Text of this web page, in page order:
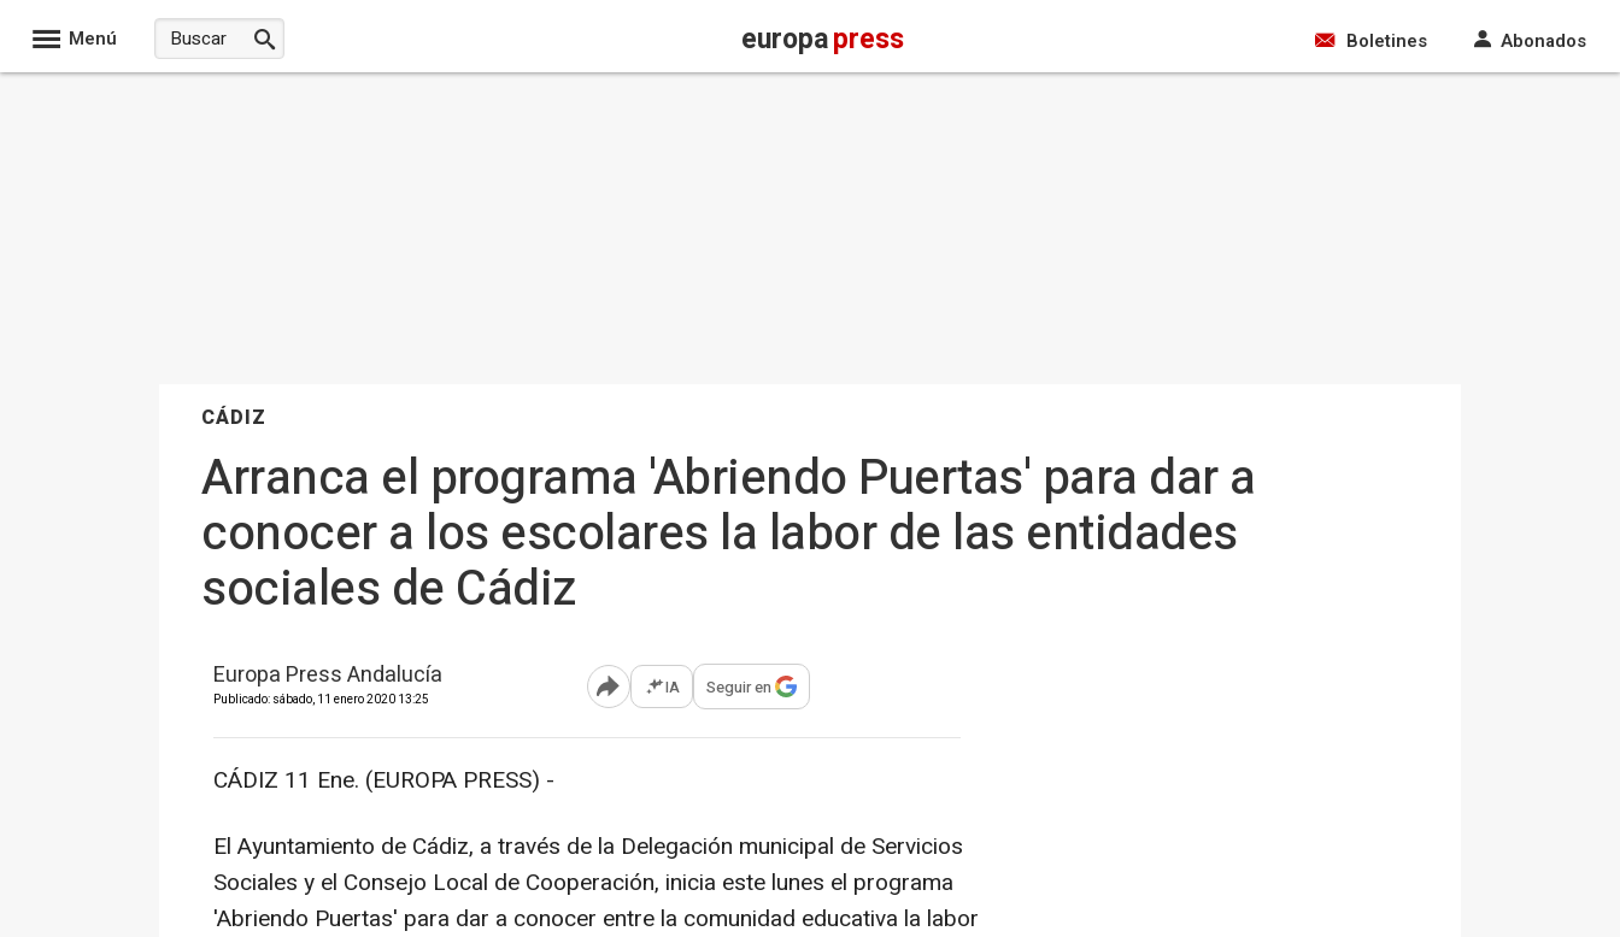
Menú europapress Boletines Abonados
CÁDIZ
Arranca el programa 'Abriendo Puertas' para dar a
conocer a los escolares la labor de las entidades
sociales de Cádiz
Europa Press Andalucía
Publicado: sábado, 11 enero 2020 13:25 Abrir opciones para compartir
IA Seguir en
CÁDIZ 11 Ene. (EUROPA PRESS) -
El Ayuntamiento de Cádiz, a través de la Delegación municipal de Servicios
Sociales y el Consejo Local de Cooperación, inicia este lunes el programa
'Abriendo Puertas' para dar a conocer entre la comunidad educativa la labor